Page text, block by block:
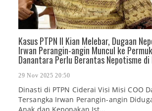
Kasus PTPN II Kian Melebar, Dugaan
Irwan Perangin-angin Muncul ke
Danantara Perlu Berantas Nepotisme di
29 Nov 2025 20:50
Dinasti di PTPN Ciderai Visi Misi COO
Tersangka Irwan Perangin-angin